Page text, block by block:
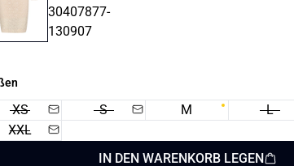
XS S M L
XXL
IN DEN WARENKORB LEGEN